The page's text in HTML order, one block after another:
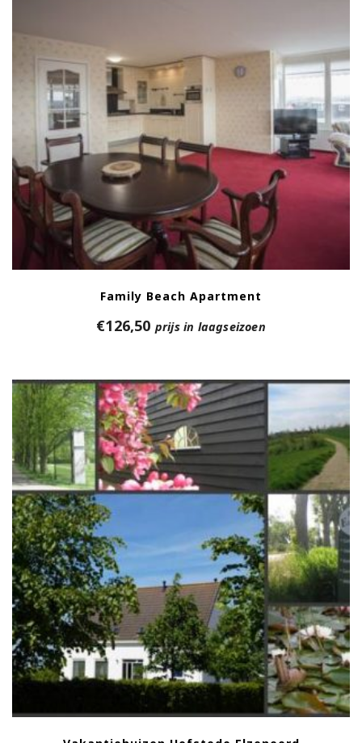
Family Beach Apartment
€126,50 prijs in laagseizoen